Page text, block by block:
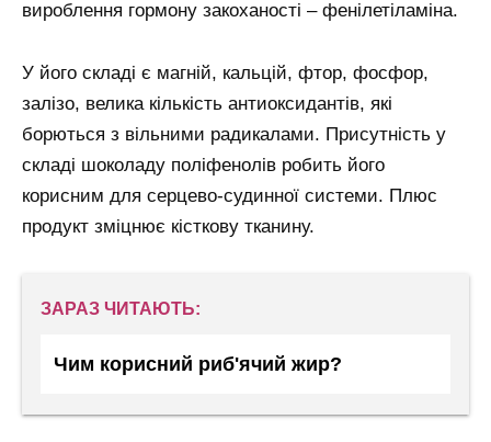
вироблення гормону закоханості – фенілетіламіна.
У його складі є магній, кальцій, фтор, фосфор,
залізо, велика кількість антиоксидантів, які
борються з вільними радикалами. Присутність у
складі шоколаду поліфенолів робить його
корисним для серцево-судинної системи. Плюс
продукт зміцнює кісткову тканину.
ЗАРАЗ ЧИТАЮТЬ:
Чим корисний риб'ячий жир?